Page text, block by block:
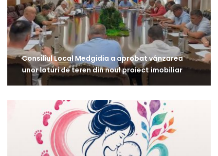
Consiliul Local Medgidia a aprobat vânzarea
unor loturi de teren din noul proiect imobiliar